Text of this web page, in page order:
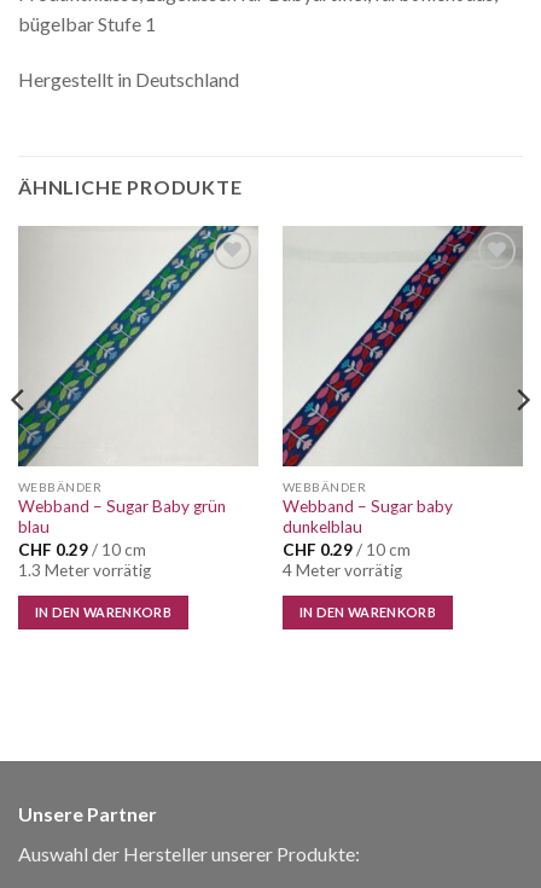
bügelbar Stufe 1
Hergestellt in Deutschland
ÄHNLICHE PRODUKTE
Auf die
Wunschliste
WEBBÄNDER
Webband – Sugar Baby grün
blau
CHF 0.29/ 10 cm
1.3 Meter vorrätig
IN DEN WARENKORB
Wunschliste
WEBBÄNDER
Webband – Sugar baby
dunkelblau
CHF 0.29/ 10 cm
4 Meter vorrätig
IN DEN WARENKORB
Unsere Partner
Auswahl der Hersteller unserer Produkte: